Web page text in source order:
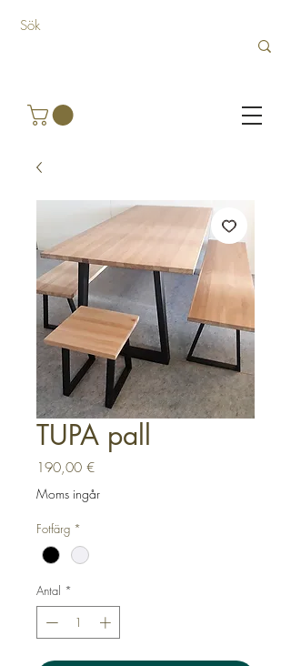
TUPA pall
190,00 €Pris
Moms ingår
Fotfärg *
Antal *